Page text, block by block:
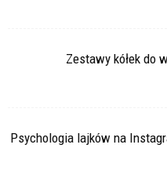
Zestawy kółek do
Psychologia lajków na